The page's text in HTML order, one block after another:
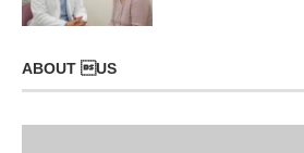
ABOUT US